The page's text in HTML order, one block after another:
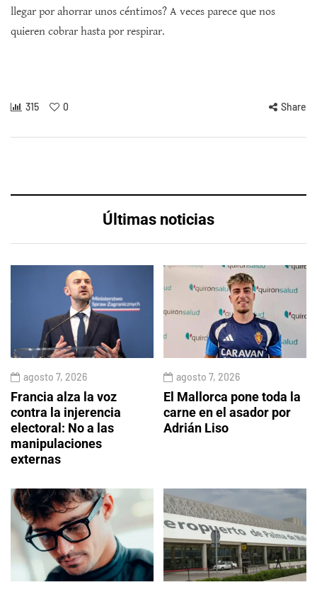
llegar por ahorrar unos céntimos? A veces parece que nos
quieren cobrar hasta por respirar.
315 0 Share
Últimas noticias
agosto 7, 2026
Francia alza la voz
contra la injerencia
electoral: No a las
manipulaciones
externas
agosto 7, 2026
El Mallorca pone toda la
carne en el asador por
Adrián Liso